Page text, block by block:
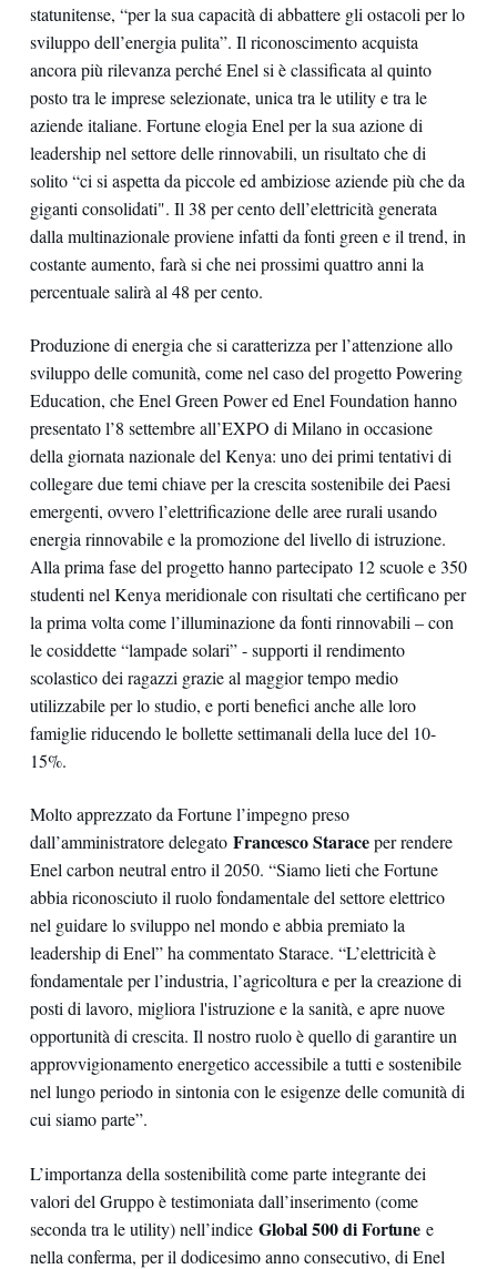
statunitense, “per la sua capacità di abbattere gli ostacoli per lo
sviluppo dell’energia pulita”. Il riconoscimento acquista
ancora più rilevanza perché Enel si è classificata al quinto
posto tra le imprese selezionate, unica tra le utility e tra le
aziende italiane. Fortune elogia Enel per la sua azione di
leadership nel settore delle rinnovabili, un risultato che di
solito “ci si aspetta da piccole ed ambiziose aziende più che da
giganti consolidati". Il 38 per cento dell’elettricità generata
dalla multinazionale proviene infatti da fonti green e il trend, in
costante aumento, farà si che nei prossimi quattro anni la
percentuale salirà al 48 per cento.
Produzione di energia che si caratterizza per l’attenzione allo
sviluppo delle comunità, come nel caso del progetto Powering
Education, che Enel Green Power ed Enel Foundation hanno
presentato l’8 settembre all’EXPO di Milano in occasione
della giornata nazionale del Kenya: uno dei primi tentativi di
collegare due temi chiave per la crescita sostenibile dei Paesi
emergenti, ovvero l’elettrificazione delle aree rurali usando
energia rinnovabile e la promozione del livello di istruzione.
Alla prima fase del progetto hanno partecipato 12 scuole e 350
studenti nel Kenya meridionale con risultati che certificano per
la prima volta come l’illuminazione da fonti rinnovabili – con
le cosiddette “lampade solari” - supporti il rendimento
scolastico dei ragazzi grazie al maggior tempo medio
utilizzabile per lo studio, e porti benefici anche alle loro
famiglie riducendo le bollette settimanali della luce del 10-
15%.
Molto apprezzato da Fortune l’impegno preso
dall’amministratore delegato Francesco Staraceper rendere
Enel carbon neutral entro il 2050. “Siamo lieti che Fortune
abbia riconosciuto il ruolo fondamentale del settore elettrico
nel guidare lo sviluppo nel mondo e abbia premiato la
leadership di Enel” ha commentato Starace. “L’elettricità è
fondamentale per l’industria, l’agricoltura e per la creazione di
posti di lavoro, migliora l'istruzione e la sanità, e apre nuove
opportunità di crescita. Il nostro ruolo è quello di garantire un
approvvigionamento energetico accessibile a tutti e sostenibile
nel lungo periodo in sintonia con le esigenze delle comunità di
cui siamo parte”.
L’importanza della sostenibilità come parte integrante dei
valori del Gruppo è testimoniata dall’inserimento (come
seconda tra le utility) nell’indice Global 500 di Fortunee
nella conferma, per il dodicesimo anno consecutivo, di Enel